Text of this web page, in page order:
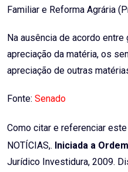
Familiar e Reforma Agrária
Na ausência de acordo
apreciação da matéria, os
apreciação de outras
Fonte: Senado
Como citar e referenciar
NOTÍCIAS,. Iniciada a
Jurídico Investidura, 2009.